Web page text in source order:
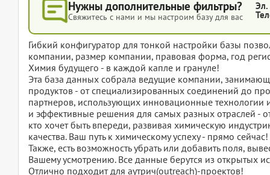
Нужны дополнительные фильтры?
Свяжитесь с нами и мы настроим базу для вас
Эл.
Гибкий конфигуратор для тонкой настройки базы
компании, размер компании, правовая форма, год
Химия будущего - в каждой капле и грануле!
Эта база данных собрала ведущие компании,
продуктов - от специализированных соединений до
партнеров, использующих инновационные технологии
и эффективные решения для самых разных отраслей -
кто хочет быть впереди, развивая химическую
качества. Ваш путь к химическому успеху - прямо сейчас!
Также, есть возможность убрать или добавить поля,
Вашему усмотрению. Все данные берутся из открытых
Отлично подходит для аутрич(outreach)-проектов!